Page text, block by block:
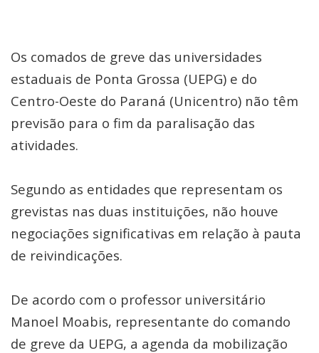
Os comados de greve das universidades
estaduais de Ponta Grossa (UEPG) e do
Centro-Oeste do Paraná (Unicentro) não têm
previsão para o fim da paralisação das
atividades.
Segundo as entidades que representam os
grevistas nas duas instituições, não houve
negociações significativas em relação à pauta
de reivindicações.
De acordo com o professor universitário
Manoel Moabis, representante do comando
de greve da UEPG, a agenda da mobilização